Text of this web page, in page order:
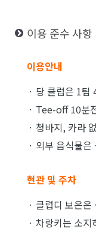
이용 준수 사항
이용안내
· 당 클럽은 1팀
· Tee-off 10분
· 청바지, 카라
· 외부 음식물
현관 및 주차
· 클럽디 보은
· 차랑키는 소